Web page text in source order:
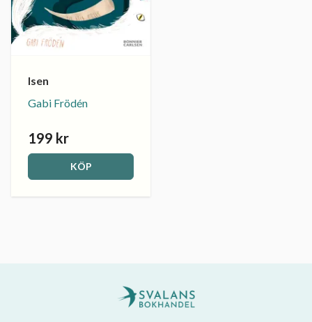
Isen
Gabi Frödén
199 kr
KÖP